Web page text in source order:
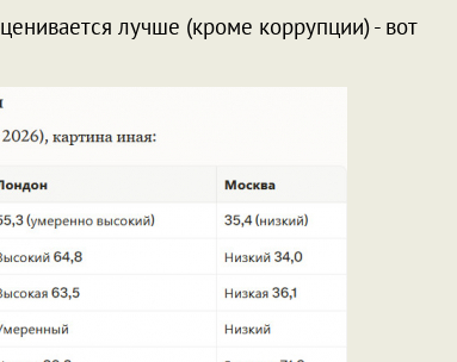
лучше (кроме коррупции) - вот